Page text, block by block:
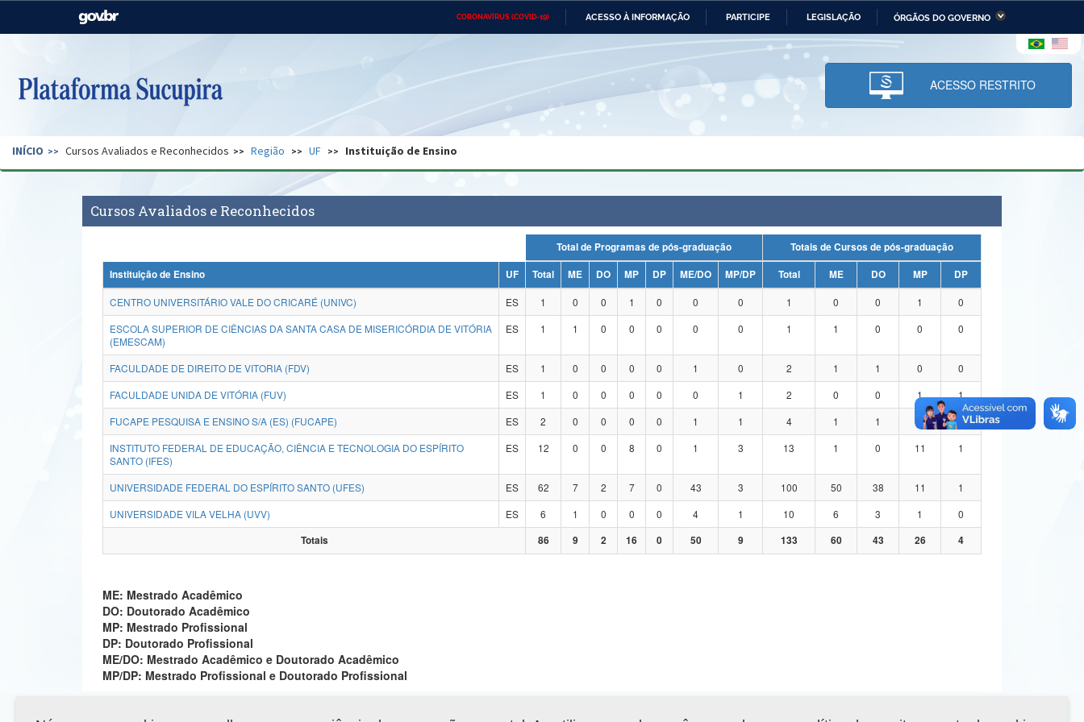
CORONAVÍRUS (COVID-19) ACESSO À INFORMAÇÃO PARTICIPE LEGISLAÇÃO ÓRGÃOS DO GOVERNO
Casa Civil Ministério das Relações Ministério da Economia Ministério da Infraestrutura
Pecuária e Abastecimento
Ministério da Ciência,
Tecnologia, Inovações e
Comunicações
Ministério do Desenvolvimento
Regional e dos Direitos Humanos
Secretaria de Governo Gabinete de Segurança Advocacia-Geral da União Banco Central do Brasil Planalto
ACESSO RESTRITO
INÍCIO Cursos Avaliados e Reconhecidos Região UF Instituição de Ensino
Cursos Avaliados e Reconhecidos
Total de Programas de pós-graduação
Totais de Cursos de pós-graduação
Instituição de Ensino
UF Total ME DO MP DP ME/DO MP/DP Total ME DO MP
DP
CENTRO UNIVERSITÁRIO VALE DO CRICARÉ (UNIVC)
ES 1 0 0 1 0 0 0 1 0 0 1
0
ESCOLA SUPERIOR DE CIÊNCIAS DA SANTA CASA DE MISERICÓRDIA DE VITÓRIA
(EMESCAM)
ES 1 1 0 0 0 0 0 1 1 0 0 0
FACULDADE DE DIREITO DE VITORIA (FDV) ES 1 0 0 0 0 1 0 2 1 1 0
0
FACULDADE UNIDA DE VITÓRIA (FUV)
ES 1 0 0 0 0 0 1 2 0 0 1
1
FUCAPE PESQUISA E ENSINO S/A (ES) (FUCAPE)
ES 2 0 0 0 0 1 1 4 1 1
1
INSTITUTO FEDERAL DE EDUCAÇÃO, CIÊNCIA E TECNOLOGIA DO ESPÍRITO
SANTO (IFES)
ES 12 0 0 8 0 1 3 13 1 0 11 1
UNIVERSIDADE FEDERAL DO ESPÍRITO SANTO (UFES) ES 62 7 2 7 0 43 3 100 50 38 11
1
UNIVERSIDADE VILA VELHA (UVV)
ES 6 1 0 0 0 4 1 10 6 3 1
0
Totais
86 9 2 16 0 50 9 133 60 43 26 4
ME: Mestrado Acadêmico
DO: Doutorado Acadêmico
MP: Mestrado Profissional
DP: Doutorado Profissional
ME/DO: Mestrado Acadêmico e Doutorado Acadêmico
MP/DP: Mestrado Profissional e Doutorado Profissional